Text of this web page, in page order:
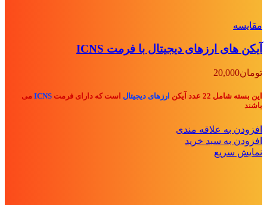
مقايسه
آیکن های ارزهای دیجیتال با فرمت ICNS
تومان20,000
این بسته شامل 22 عدد آیکن ارزهای دیجیتال است که دارای فرمت ICNS می
باشند
افزودن به علاقه مندی
افزودن به سبد خرید
نمایش سریع